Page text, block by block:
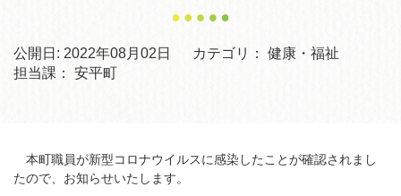
公開日: 2022年08月02日 カテゴリ：
健康・福祉
担当課：
安平町
本町職員が新型コロナウイルスに感染したことが確認されまし
たので、お知らせいたします。